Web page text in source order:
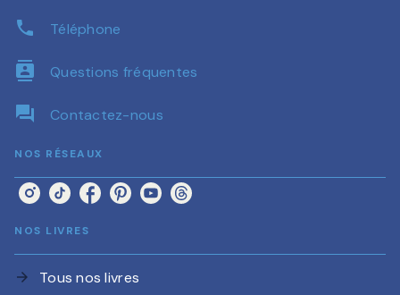
phone Téléphone
contacts Questions fréquentes
question_answer Contactez-nous
NOS RÉSEAUX
NOS LIVRES
arrow_forward Tous nos livres